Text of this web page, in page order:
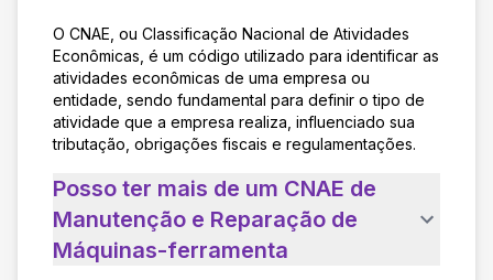
O CNAE, ou Classificação Nacional de Atividades
Econômicas, é um código utilizado para identificar as
atividades econômicas de uma empresa ou
entidade, sendo fundamental para definir o tipo de
atividade que a empresa realiza, influenciado sua
tributação, obrigações fiscais e regulamentações.
Posso ter mais de um CNAE de
Manutenção e Reparação de
Máquinas-ferramenta